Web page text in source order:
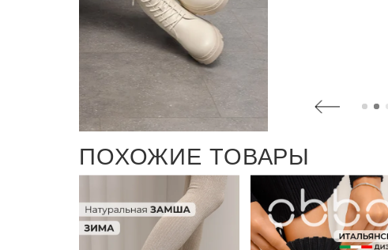
ПОХОЖИЕ ТОВАРЫ